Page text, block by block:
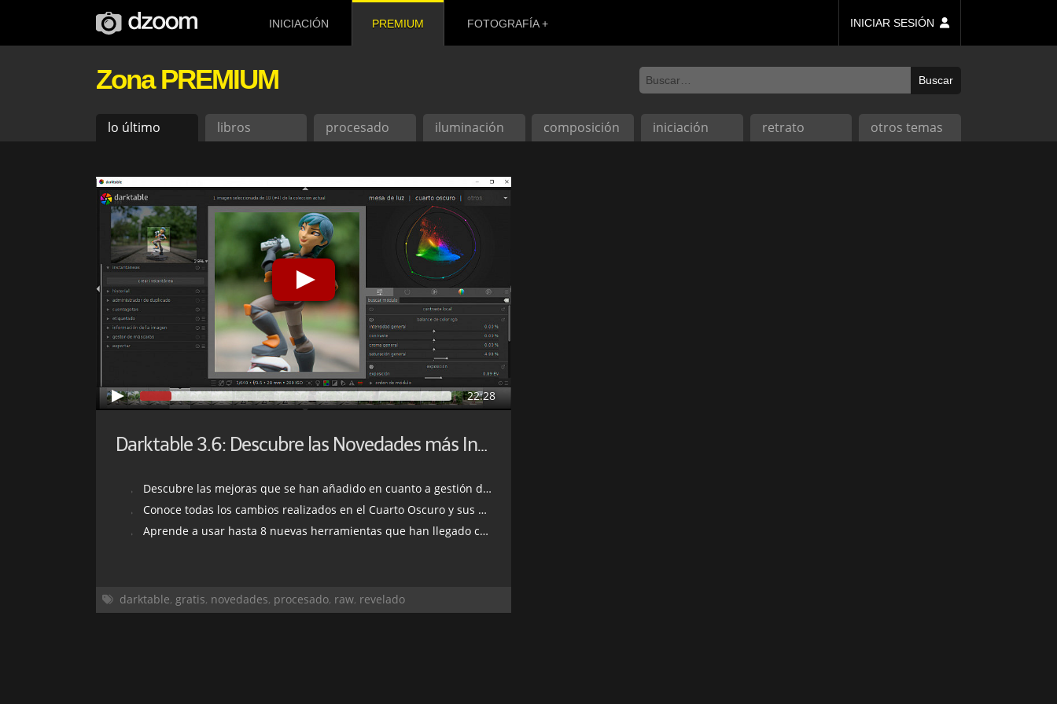
INICIACIÓN PREMIUM FOTOGRAFÍA INICIAR SESIÓN
Zona PREMIUM
lo último libros procesado iluminación composición iniciación retrato otros temas
22:28
Darktable 3.6: Descubre las Novedades más Interesantes
Descubre las mejoras que se han añadido en cuanto a gestión de archivos y colecciones
Conoce todas los cambios realizados en el Cuarto Oscuro y sus opciones de personalización
Aprende a usar hasta 8 nuevas herramientas que han llegado con esta versión
darktable, gratis, novedades, procesado, raw, revelado